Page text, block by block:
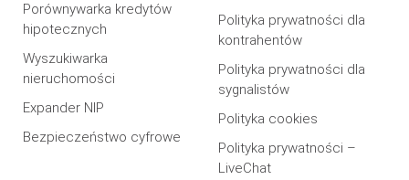
Porównywarka kredytów
hipotecznych
Wyszukiwarka
nieruchomości
Expander NIP
Bezpieczeństwo cyfrowe
Polityka prywatności dla
kontrahentów
Polityka prywatności dla
sygnalistów
Polityka cookies
Polityka prywatności –
LiveChat